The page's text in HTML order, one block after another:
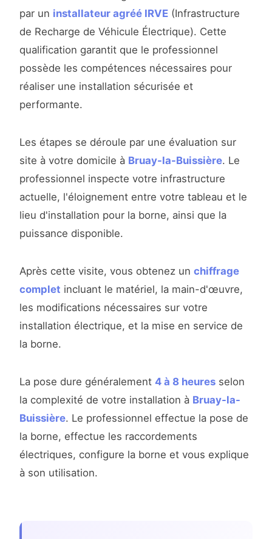
par un installateur agréé IRVE (Infrastructure
de Recharge de Véhicule Électrique). Cette
qualification garantit que le professionnel
possède les compétences nécessaires pour
réaliser une installation sécurisée et
performante.
Les étapes se déroule par une évaluation sur
site à votre domicile à Bruay-la-Buissière. Le
professionnel inspecte votre infrastructure
actuelle, l'éloignement entre votre tableau et le
lieu d'installation pour la borne, ainsi que la
puissance disponible.
Après cette visite, vous obtenez un chiffrage
complet incluant le matériel, la main-d'œuvre,
les modifications nécessaires sur votre
installation électrique, et la mise en service de
la borne.
La pose dure généralement 4 à 8 heures selon
la complexité de votre installation à Bruay-la-
Buissière. Le professionnel effectue la pose de
la borne, effectue les raccordements
électriques, configure la borne et vous explique
à son utilisation.